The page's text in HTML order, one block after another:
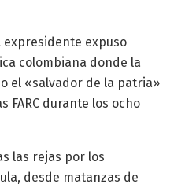
expuso
colombiana donde la
el «salvador de la patria»
FARC durante los ocho
las rejas por los
desde matanzas de